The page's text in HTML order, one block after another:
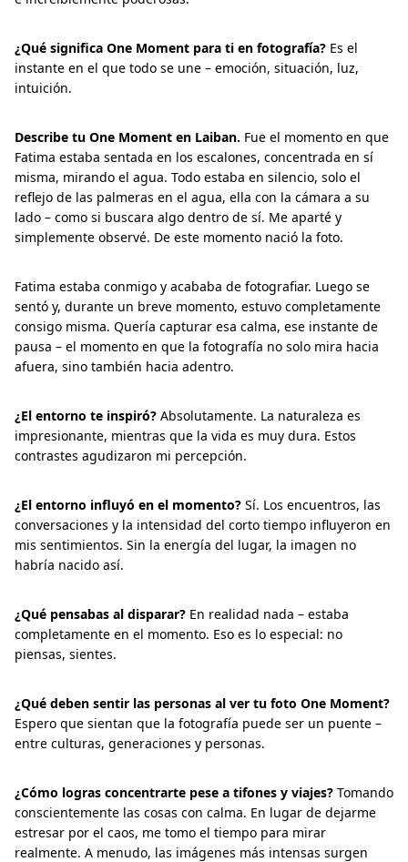
¿Qué significa One Moment para ti en fotografía? Es el
instante en el que todo se une – emoción, situación, luz,
intuición.
Describe tu One Moment en Laiban. Fue el momento en que
Fatima estaba sentada en los escalones, concentrada en sí
misma, mirando el agua. Todo estaba en silencio, solo el
reflejo de las palmeras en el agua, ella con la cámara a su
lado – como si buscara algo dentro de sí. Me aparté y
simplemente observé. De este momento nació la foto.
Fatima estaba conmigo y acababa de fotografiar. Luego se
sentó y, durante un breve momento, estuvo completamente
consigo misma. Quería capturar esa calma, ese instante de
pausa – el momento en que la fotografía no solo mira hacia
afuera, sino también hacia adentro.
¿El entorno te inspiró? Absolutamente. La naturaleza es
impresionante, mientras que la vida es muy dura. Estos
contrastes agudizaron mi percepción.
¿El entorno influyó en el momento? Sí. Los encuentros, las
conversaciones y la intensidad del corto tiempo influyeron en
mis sentimientos. Sin la energía del lugar, la imagen no
habría nacido así.
¿Qué pensabas al disparar? En realidad nada – estaba
completamente en el momento. Eso es lo especial: no
piensas, sientes.
¿Qué deben sentir las personas al ver tu foto One Moment?
Espero que sientan que la fotografía puede ser un puente –
entre culturas, generaciones y personas.
¿Cómo logras concentrarte pese a tifones y viajes? Tomando
conscientemente las cosas con calma. En lugar de dejarme
estresar por el caos, me tomo el tiempo para mirar
realmente. A menudo, las imágenes más intensas surgen